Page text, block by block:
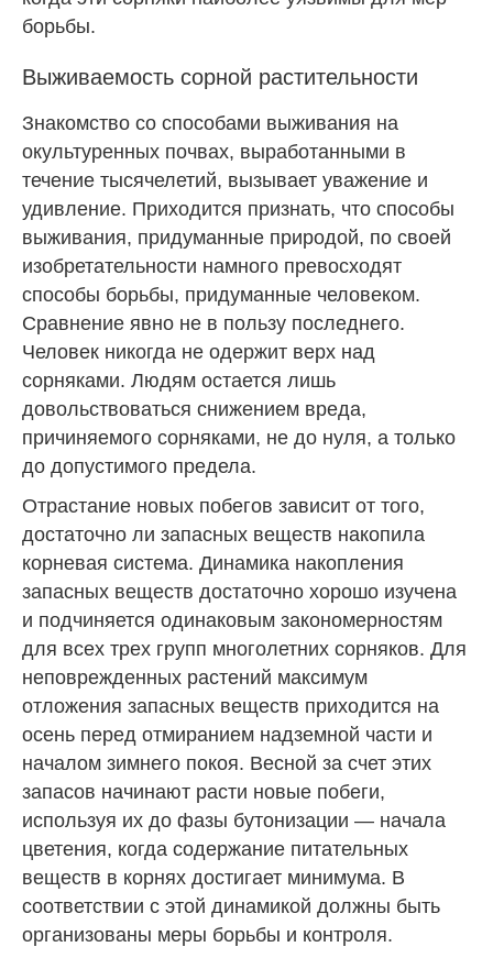
борьбы.
Выживаемость сорной растительности
Знакомство со способами выживания на
окультуренных почвах, выработанными в
течение тысячелетий, вызывает уважение и
удивление. Приходится признать, что способы
выживания, придуманные природой, по своей
изобретательности намного превосходят
способы борьбы, придуманные человеком.
Сравнение явно не в пользу последнего.
Человек никогда не одержит верх над
сорняками. Людям остается лишь
довольствоваться снижением вреда,
причиняемого сорняками, не до нуля, а только
до допустимого предела.
Отрастание новых побегов зависит от того,
достаточно ли запасных веществ накопила
корневая система. Динамика накопления
запасных веществ достаточно хорошо изучена
и подчиняется одинаковым закономерностям
для всех трех групп многолетних сорняков. Для
неповрежденных растений максимум
отложения запасных веществ приходится на
осень перед отмиранием надземной части и
началом зимнего покоя. Весной за счет этих
запасов начинают расти новые побеги,
используя их до фазы бутонизации — начала
цветения, когда содержание питательных
веществ в корнях достигает минимума. В
соответствии с этой динамикой должны быть
организованы меры борьбы и контроля.